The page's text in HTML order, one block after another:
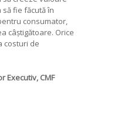
fie făcută în
consumator,
câștigătoare. Orice
costuri de
Executiv, CMF